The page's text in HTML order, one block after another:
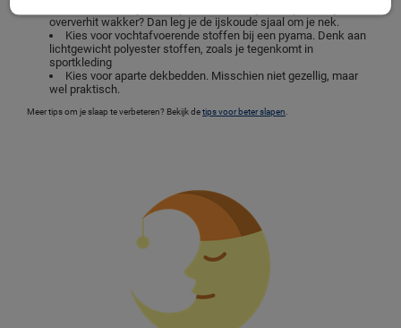
oververhit wakker? Dan leg je de ijskoude sjaal om je nek.
Kies voor vochtafvoerende stoffen bij een pyama. Denk aan
lichtgewicht polyester stoffen, zoals je tegenkomt in
sportkleding
Kies voor aparte dekbedden. Misschien niet gezellig, maar
wel praktisch.
Meer tips om je slaap te verbeteren? Bekijk detips voor beter slapen.